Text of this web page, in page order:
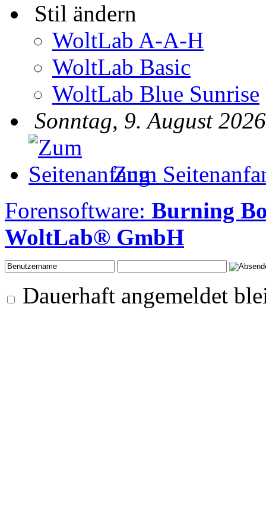
Stil ändern
WoltLab A-A-H
WoltLab Basic
WoltLab Blue Sunrise
Sonntag, 9. August
Zum
Forensoftware: Burning
WoltLab® GmbH
Dauerhaft angemeldet